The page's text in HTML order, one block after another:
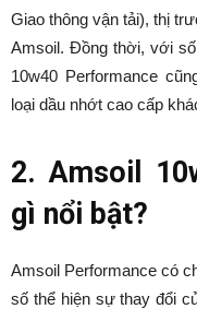
Giao thông vận tải), thị
Amsoil. Đồng thời, với
10w40 Performance
loại dầu nhớt cao cấp
2. Amsoil
gì nổi bật?
Amsoil Performance có
số thể hiện sự thay đổi